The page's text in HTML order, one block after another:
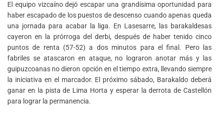
El equipo vizcaíno dejó escapar una grandísima oportunidad para
haber escapado de los puestos de descenso cuando apenas queda
una jornada para acabar la liga. En Lasesarre, las barakaldesas
cayeron en la prórroga del derbi, después de haber tenido cinco
puntos de renta (57-52) a dos minutos para el final. Pero las
fabriles se atascaron en ataque, no lograron anotar más y las
guipuzcoanas no dieron opción en el tiempo extra, llevando siempre
la iniciativa en el marcador. El próximo sábado, Barakaldo deberá
ganar en la pista de Lima Horta y esperar la derrota de Castellón
para lograr la permanencia.